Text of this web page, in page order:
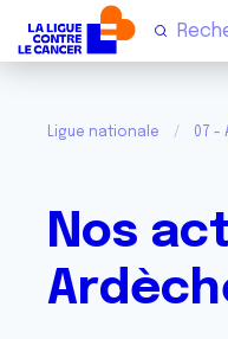
Ligue nationale 07 -
Nos